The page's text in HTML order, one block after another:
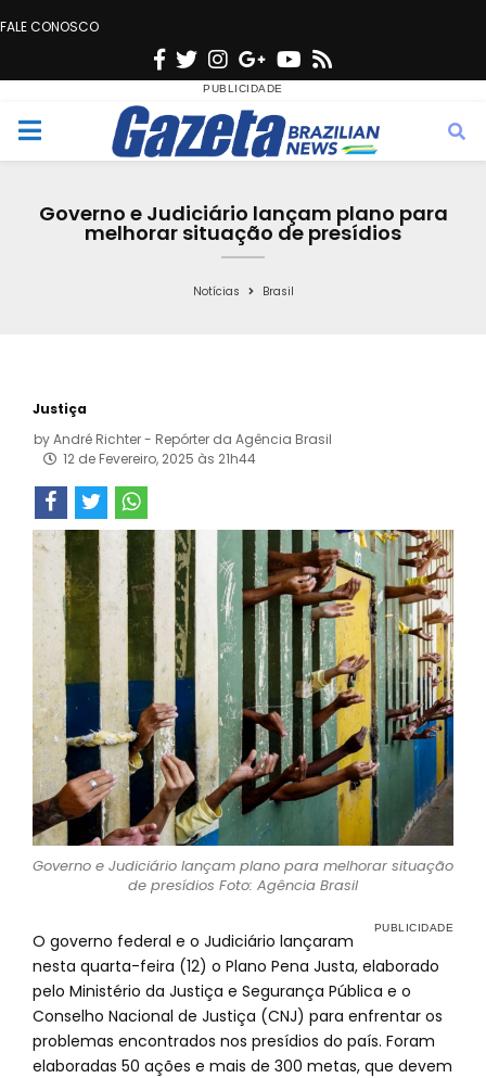
FALE CONOSCO
F
c
e
o
T
w
i
t
e
n
s
t
g
r
a
G
o
o
g
e
Y
u
t
b
e
s
M
Governo e Judiciário lançam plano para
melhorar situação de presídios
Notícias Brasil
Justiça
byAndré Richter - Repórter da Agência Brasil
12 de Fevereiro, 2025 às 21h44
Governo e Judiciário lançam plano para melhorar situação
de presídios Foto: Agência Brasil
O governo federal e o Judiciário lançaram
nesta quarta-feira (12) o Plano Pena Justa, elaborado
pelo Ministério da Justiça e Segurança Pública e o
Conselho Nacional de Justiça (CNJ) para enfrentar os
problemas encontrados nos presídios do país. Foram
elaboradas 50 ações e mais de 300 metas, que devem